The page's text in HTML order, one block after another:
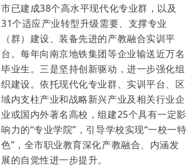
市已建成38个高水平现代化专业群，以及
31个适应产业转型升级需要、支撑专业
（群）建设、装备先进的产教融合实训平
台。每年向南京地铁集团等企业输送近万名
毕业生。三是坚持创新驱动，进一步强化组
织建设。依托现代化专业群、实训平台、区
域内支柱产业和战略新兴产业及相关行业企
业或国内外著名高校，组建25个具有一定影
响力的“专业学院”，引导学校实现“一校一特
色”，全市职业教育深化产教融合、内涵发
展的自觉性进一步提升。